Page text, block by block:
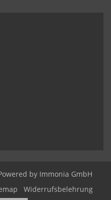
by Immonia GmbH
Widerrufsbelehrung